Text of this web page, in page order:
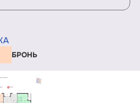
БРОНЬ